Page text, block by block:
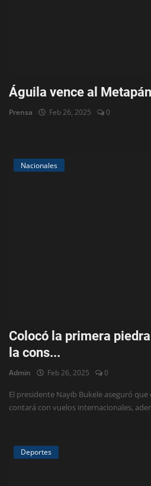
Águila vence al
Prensa Feb 26, 2025 0
Nacionales
Colocó la primera
la cons...
Admin Feb 26, 2025 0
El presidente Nayib Bukele aseguró
contará con vuelos internacionales,
Deportes